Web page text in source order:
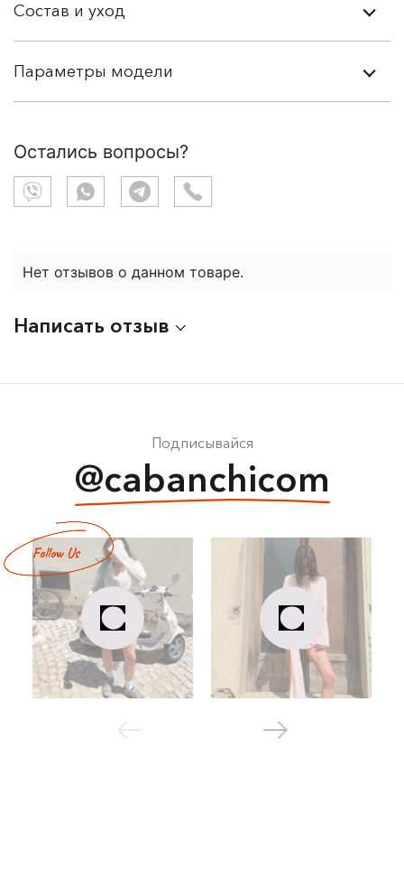
Состав и уход
Параметры модели
Остались вопросы?
Нет отзывов о данном товаре.
Написать отзыв
Подписывайся
@cabanchicom